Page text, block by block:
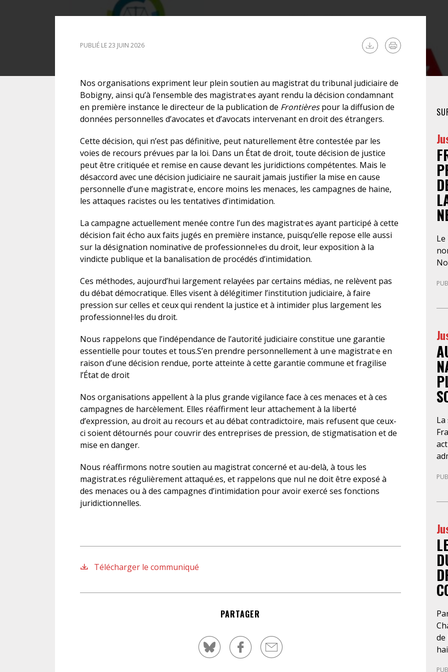
DROIT DES MINEURS
DROIT INTERNATIONAL
PUBLIÉ LE 23 JUIN 2026
Nos organisations expriment leur plein soutien au magistrat du tribunal judiciaire de
Bobigny, ainsi qu’à l’ensemble des magistrat·es ayant rendu la décision condamnant
en première instance le directeur de la publication de Frontièrespour la diffusion de
données personnelles d’avocates et d’avocats intervenant en droit des étrangers.
Cette décision, qui n’est pas définitive, peut naturellement être contestée par les
voies de recours prévues par la loi. Dans un État de droit, toute décision de justice
peut être critiquée et remise en cause devant les juridictions compétentes. Mais le
désaccord avec une décision judiciaire ne saurait jamais justifier la mise en cause
personnelle d’un·e magistrat·e, encore moins les menaces, les campagnes de haine,
les attaques racistes ou les tentatives d’intimidation.
La campagne actuellement menée contre l’un des magistrat·es ayant participé à cette
décision fait écho aux faits jugés en première instance, puisqu’elle repose elle aussi
sur la désignation nominative de professionnel·es du droit, leur exposition à la
vindicte publique et la banalisation de procédés d’intimidation.
Ces méthodes, aujourd’hui largement relayées par certains médias, ne relèvent pas
du débat démocratique. Elles visent à délégitimer l’institution judiciaire, à faire
pression sur celles et ceux qui rendent la justice et à intimider plus largement les
professionnel·les du droit.
Nous rappelons que l’indépendance de l’autorité judiciaire constitue une garantie
essentielle pour toutes et tous.S’en prendre personnellement à un·e magistrat·e en
raison d’une décision rendue, porte atteinte à cette garantie commune et fragilise
l’État de droit
Nos organisations appellent à la plus grande vigilance face à ces menaces et à ces
campagnes de harcèlement. Elles réaffirment leur attachement à la liberté
d’expression, au droit au recours et au débat contradictoire, mais refusent que ceux-
ci soient détournés pour couvrir des entreprises de pression, de stigmatisation et de
mise en danger.
Nous réaffirmons notre soutien au magistrat concerné et au-delà, à tous les
magistrat.es régulièrement attaqué.es, et rappelons que nul ne doit être exposé à
des menaces ou à des campagnes d’intimidation pour avoir exercé ses fonctions
juridictionnelles.
Télécharger le communiqué
PARTAGER
la
La
de